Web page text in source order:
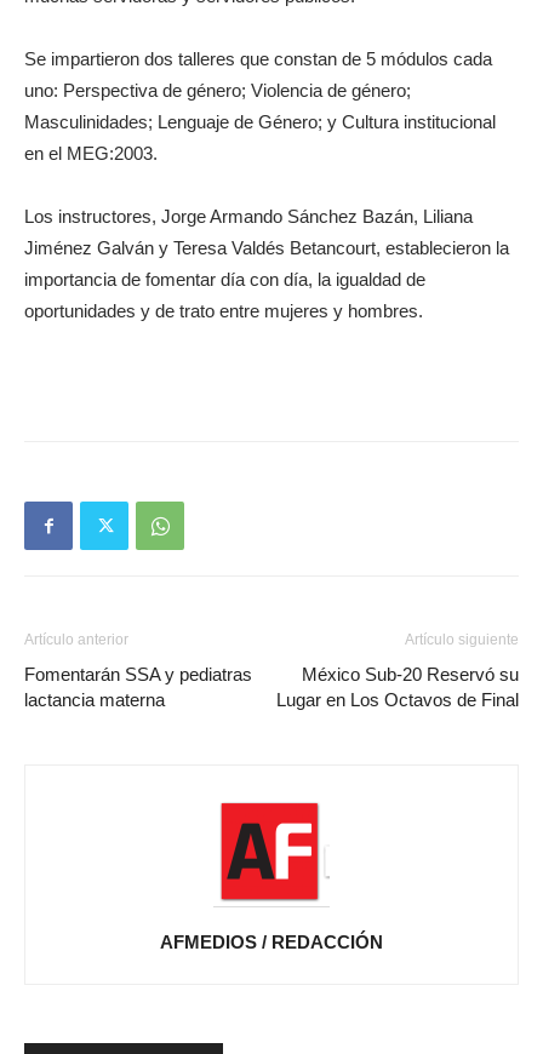
Se impartieron dos talleres que constan de 5 módulos cada
uno: Perspectiva de género; Violencia de género;
Masculinidades; Lenguaje de Género; y Cultura institucional
en el MEG:2003.
Los instructores, Jorge Armando Sánchez Bazán, Liliana
Jiménez Galván y Teresa Valdés Betancourt, establecieron la
importancia de fomentar día con día, la igualdad de
oportunidades y de trato entre mujeres y hombres.
Artículo anterior
Fomentarán SSA y pediatras
lactancia materna
Artículo siguiente
México Sub-20 Reservó su
Lugar en Los Octavos de Final
AFMEDIOS / REDACCIÓN